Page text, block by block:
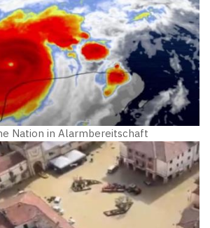
Nation in Alarmbereitschaft